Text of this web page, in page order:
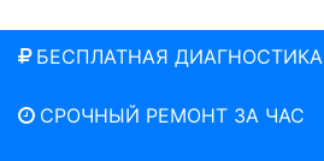
БЕСПЛАТНАЯ ДИАГНОСТИКА
СРОЧНЫЙ РЕМОНТ ЗА ЧАС